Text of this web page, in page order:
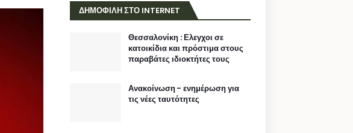
ΔΗΜΟΦΙΛΗ ΣΤΟ INTERNET
Θεσσαλονίκη : Ελεγχοι σε
κατοικίδια και πρόστιμα στους
παραβάτες ιδιοκτήτες τους
Ανακοίνωση - ενημέρωση για
τις νέες ταυτότητες